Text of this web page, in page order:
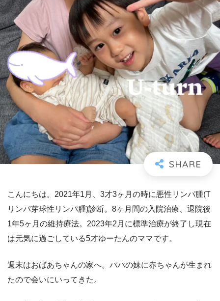
こんにちは。2021年1月、3才3ヶ月の時に悪性リンパ腫(T
リンパ芽球性リンパ腫)診断。8ヶ月間の入院治療、退院後
1年5ヶ月の維持療法。2023年2月に標準治療が終了し現在
は元気に過ごしている5才ゆーたんのママです。
週末はおばあちゃんの家へ。パパの妹に赤ちゃんが生まれ
たので会いにいってきた。